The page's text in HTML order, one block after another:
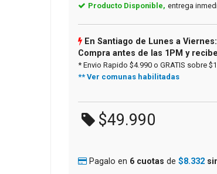
Producto Disponible, entrega
En Santiago de Lunes a Viernes:
Compra antes de las 1PM y
* Envio Rapido $4.990 o GRATIS sobre
** Ver comunas habilitadas
$49.990
Pagalo en 6 cuotas de $8.332